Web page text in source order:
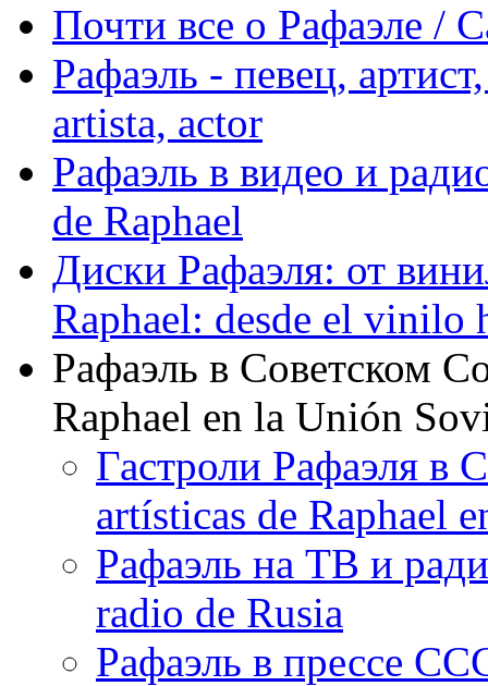
Почти все о Рафаэле /
Рафаэль - певец,
artista, actor
Рафаэль в видео и
de Raphael
Диски Рафаэля: от
Raphael: desde el vinilo
Рафаэль в Советском
Raphael en la Unión
Гастроли Рафаэля в
artísticas de Raphael
Рафаэль на ТВ и
radio de Rusia
Рафаэль в прессе